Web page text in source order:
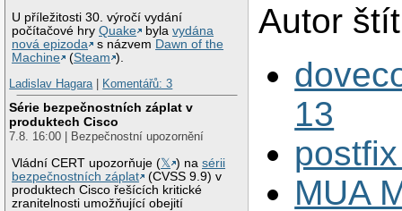
U příležitosti 30. výročí vydání
počítačové hryQuake bylavydána
nová epizoda
s názvem Dawn of the
Machine
(Steam ).
Ladislav Hagara| Komentářů: 3
Série bezpečnostních záplat v
produktech Cisco
7.8. 16:00 | Bezpečnostní upozornění
Vládní CERT upozorňuje (𝕏 ) nasérii
bezpečnostních záplat
(CVSS 9.9) v
produktech Cisco řešících kritické
zranitelnosti umožňující obejití
Autor
13
MUA